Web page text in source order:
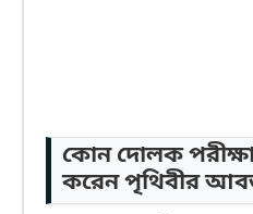
কোন দোলক
করেন পৃথিবীর